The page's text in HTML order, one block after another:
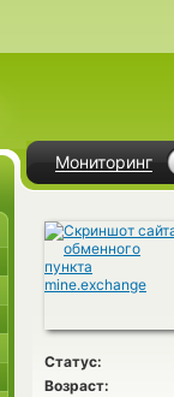
Мониторинг
Статус:
Возраст: